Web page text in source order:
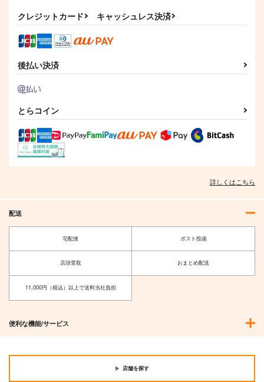
クレジットカード キャッシュレス決済
後払い決済
とらコイン
詳しくはこちら
配送
宅配便 ポスト投函
店頭受取 おまとめ配送
11,000円（税込）以上で送料当社負担
便利な機能/サービス
店舗を探す